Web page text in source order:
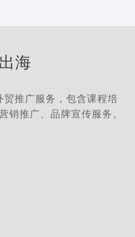
海
推广服务，包含课程培
销推广、品牌宣传服务。